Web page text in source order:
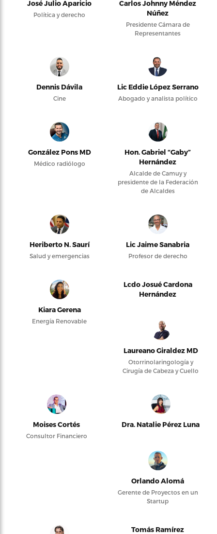
José Julio Aparicio
Política y derecho
Carlos Johnny Méndez
Núñez
Presidente Cámara de
Representantes
Dennis Dávila
Cine
Lic Eddie López Serrano
Abogado y analista político
González Pons MD
Médico radiólogo
Hon. Gabriel “Gaby”
Hernández
Alcalde de Camuy y
presidente de la Federación
de Alcaldes
Heriberto N. Saurí
Salud y emergencias
Lic Jaime Sanabria
Profesor de derecho
Kiara Gerena
Energía Renovable
Lcdo Josué Cardona
Hernández
Laureano Giraldez MD
Otorrinolaringología y
Cirugía de Cabeza y Cuello
Moises Cortés
Consultor Financiero
Dra. Natalie Pérez Luna
Orlando Alomá
Gerente de Proyectos en un
Startup
Tomás Ramírez